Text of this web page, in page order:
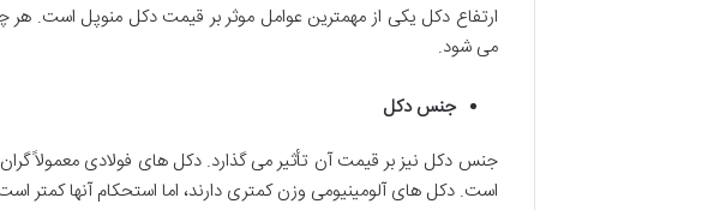
ارتفاع دکل یکی از مهمترین عوامل موثر بر قیمت دکل منوپل است. هر
می شود.
جنس دکل
جنس دکل نیز بر قیمت آن تأثیر می گذارد. دکل های فولادی معمولاً
است. دکل های آلومینیومی وزن کمتری دارند، اما استحکام آنها کمتر